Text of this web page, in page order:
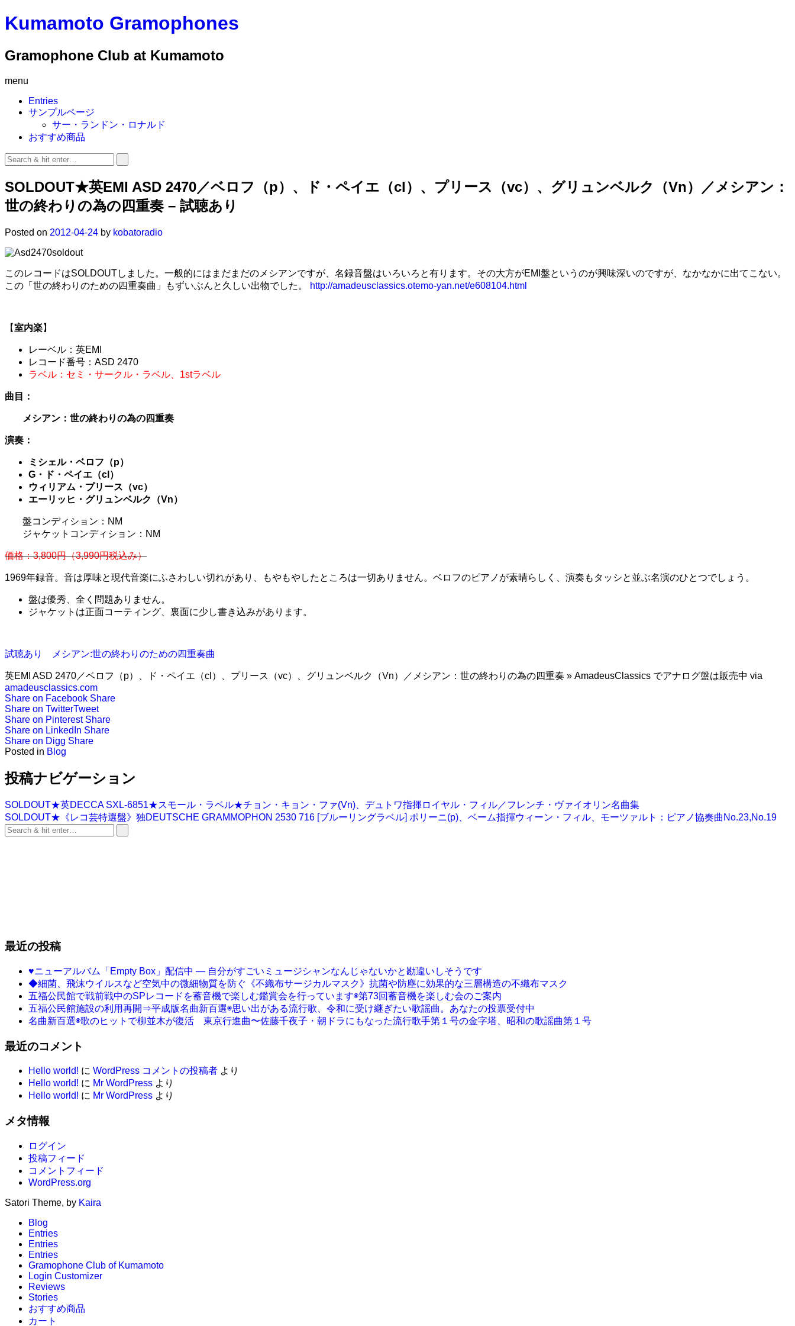
Kumamoto Gramophones
Gramophone Club at Kumamoto
menu
Entries
サンプルページ
サー・ランドン・ロナルド
おすすめ商品
SOLDOUT★英EMI ASD 2470／ベロフ（p）、ド・ペイエ（cl）、プリース（vc）、グリュンベルク（Vn）／メシアン：
世の終わりの為の四重奏 – 試聴あり
Posted on 2012-04-24 by kobatoradio
このレコードはSOLDOUTしました。一般的にはまだまだのメシアンですが、名録音盤はいろいろと有ります。その大方がEMI盤というのが興味深いのですが、なかなかに出てこない。
この「世の終わりのための四重奏曲」もずいぶんと久しい出物でした。
http://amadeusclassics.otemo-yan.net/e608104.html
【室内楽】
レーベル：英EMI
レコード番号：ASD 2470
ラベル：セミ・サークル・ラベル、1stラベル
曲目：
メシアン：世の終わりの為の四重奏
演奏：
ミシェル・ベロフ（p）
G・ド・ペイエ（cl）
ウィリアム・プリース（vc）
エーリッヒ・グリュンベルク（Vn）
盤コンディション：NM
ジャケットコンディション：NM
価格：3,800円（3,990円税込み）
1969年録音。音は厚味と現代音楽にふさわしい切れがあり、もやもやしたところは一切ありません。ベロフのピアノが素晴らしく、演奏もタッシと並ぶ名演のひとつでしょう。
盤は優秀、全く問題ありません。
ジャケットは正面コーティング、裏面に少し書き込みがあります。
試聴あり メシアン:世の終わりのための四重奏曲
英EMI ASD 2470／ベロフ（p）、ド・ペイエ（cl）、プリース（vc）、グリュンベルク（Vn）／メシアン：世の終わりの為の四重奏 » AmadeusClassics でアナログ盤は販売中 via
amadeusclassics.com
Share on Facebook Share
Share on TwitterTweet
Share on Pinterest Share
Share on LinkedIn Share
Share on Digg Share
Posted in Blog
投稿ナビゲーション
SOLDOUT★英DECCA SXL-6851★スモール・ラベル★チョン・キョン・ファ(Vn)、デュトワ指揮ロイヤル・フィル／フレンチ・ヴァイオリン名曲集
SOLDOUT★《レコ芸特選盤》独DEUTSCHE GRAMMOPHON 2530 716 [ブルーリングラベル] ポリーニ(p)、ベーム指揮ウィーン・フィル、モーツァルト：ピアノ協奏曲No.23,No.19
最近の投稿
♥ニューアルバム「Empty Box」配信中 ― 自分がすごいミュージシャンなんじゃないかと勘違いしそうです
◆細菌、飛沫ウイルスなど空気中の微細物質を防ぐ《不織布サージカルマスク》抗菌や防塵に効果的な三層構造の不織布マスク
五福公民館で戦前戦中のSPレコードを蓄音機で楽しむ鑑賞会を行っています◉第73回蓄音機を楽しむ会のご案内
五福公民館施設の利用再開⇒平成版名曲新百選◉思い出がある流行歌、令和に受け継ぎたい歌謡曲。あなたの投票受付中
名曲新百選◉歌のヒットで柳並木が復活 東京行進曲〜佐藤千夜子・朝ドラにもなった流行歌手第１号の金字塔、昭和の歌謡曲第１号
最近のコメント
Hello world! に WordPress コメントの投稿者 より
Hello world! に Mr WordPress より
Hello world! に Mr WordPress より
メタ情報
ログイン
投稿フィード
コメントフィード
WordPress.org
Satori Theme, by Kaira
Blog
Entries
Entries
Entries
Gramophone Club of Kumamoto
Login Customizer
Reviews
Stories
おすすめ商品
カート